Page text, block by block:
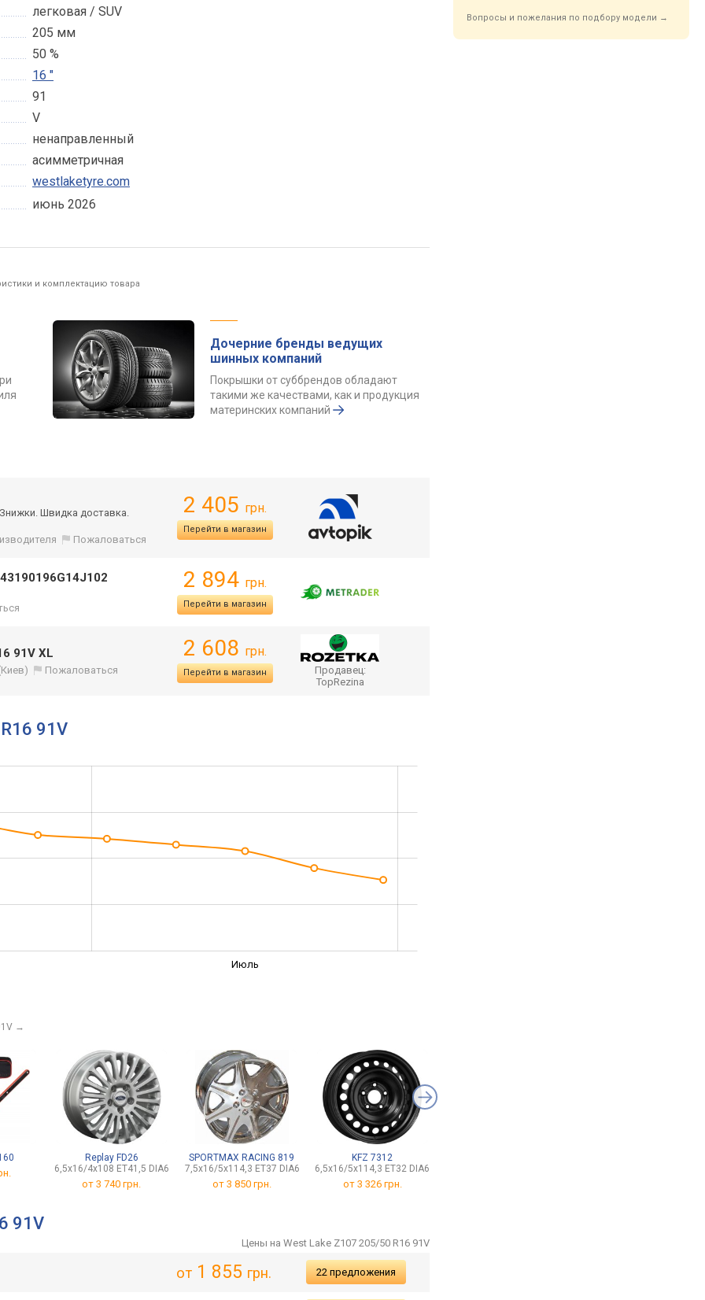
легковая / SUV
205 мм
50 %
16 "
91
V
ненаправленный
асимметричная
westlaketyre.com
июнь 2026
и комплектацию товара
Дочерние бренды ведущих
шинных компаний
Покрышки от суббрендов обладают
такими же качествами, как и продукция
материнских компаний
Знижки. Швидка доставка.
Пожаловаться
2 405 грн.
Перейти в магазин
2 894 грн.
Перейти в магазин
91V XL
Пожаловаться
2 608 грн.
Перейти в магазин
Продавец:
TopRezina
91V
Июль
→
Replay FD26
6,5x16/4x108 ET41,5 DIA63,3
от3 740 грн.
SPORTMAX RACING 819
7,5x16/5x114,3 ET37 DIA67,1
от 3 850 грн.
KFZ 7312
6,5x16/5x114,3 ET32 DIA66,1
от 3 326 грн.
91V
Цены на West Lake Z107 205/50 R16 91V
от1 855 грн. 22 предложения
Вопросы и пожелания по подбору модели →